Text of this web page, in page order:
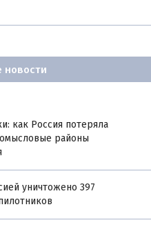
новости
как Россия потеряла
районы
уничтожено 397